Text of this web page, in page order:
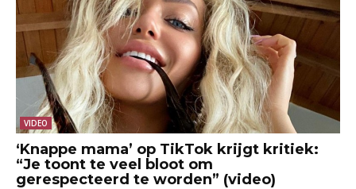
VIDEO
‘Knappe mama’ op TikTok krijgt kritiek:
“Je toont te veel bloot om
gerespecteerd te worden” (video)